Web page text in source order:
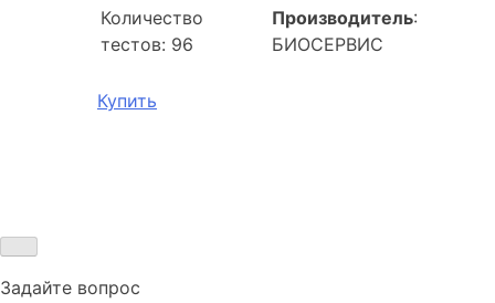
Количество
тестов: 96
Производитель:
БИОСЕРВИС
Купить
Задайте вопрос